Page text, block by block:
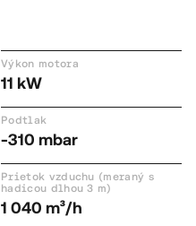
Výkon motora
11 kW
Podtlak
-310 mbar
Prietok vzduchu (meraný s
hadicou dlhou 3 m)
1 040 m³/h